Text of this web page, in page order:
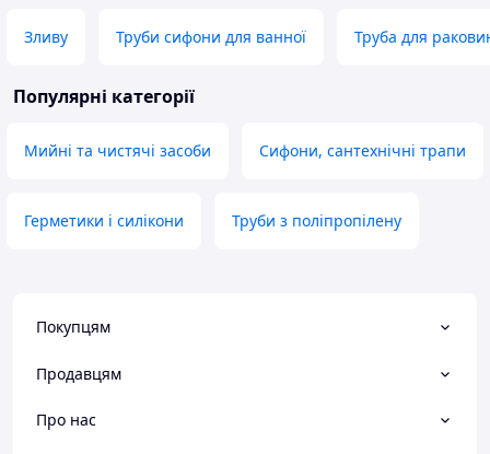
Зливу Труби сифони для ванної Труба для
Популярні категорії
Мийні та чистячі засоби Сифони, сантехнічні трапи
Герметики і силікони Труби з поліпропілену
Покупцям
Продавцям
Про нас